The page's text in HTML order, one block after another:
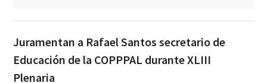
Juramentan a Rafael Santos secretario de
Educación de la COPPPAL durante XLIII
Plenaria